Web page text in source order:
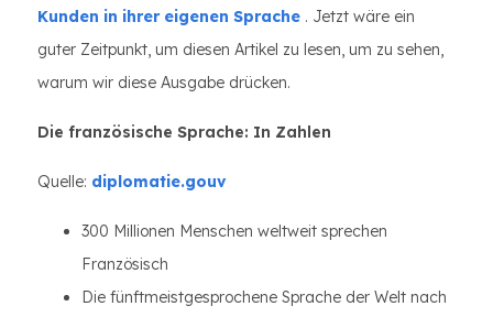
Kunden in ihrer eigenen Sprache . Jetzt wäre ein
guter Zeitpunkt, um diesen Artikel zu lesen, um zu sehen,
warum wir diese Ausgabe drücken.
Die französische Sprache: In Zahlen
Quelle: diplomatie.gouv
300 Millionen Menschen weltweit sprechen
Französisch
Die fünftmeistgesprochene Sprache der Welt nach